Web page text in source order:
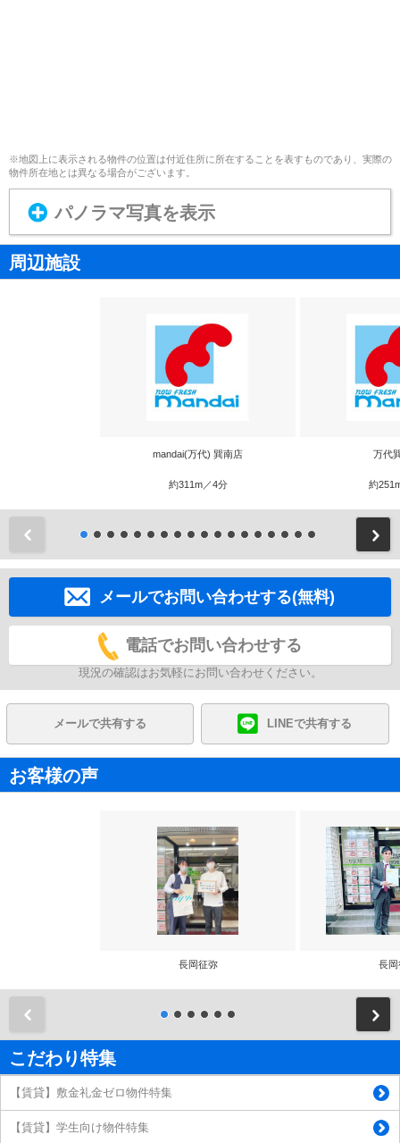
※地図上に表示される物件の位置は付近住所に所在することを表すものであり、実際の
物件所在地とは異なる場合がございます。
パノラマ写真を表示
周辺施設
mandai(万代) 巽南店
約311m／4分
万代
約
メールでお問い合わせする(無料)
電話でお問い合わせする
現況の確認はお気軽にお問い合わせください。
メールで共有する LINEで共有する
お客様の声
長岡征弥 長岡
こだわり特集
【賃貸】敷金礼金ゼロ物件特集
【賃貸】学生向け物件特集